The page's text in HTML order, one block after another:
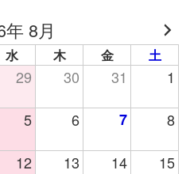
年 8月
水 木 金 土
29 30 31 1
5 6 7 8
12 13 14 15